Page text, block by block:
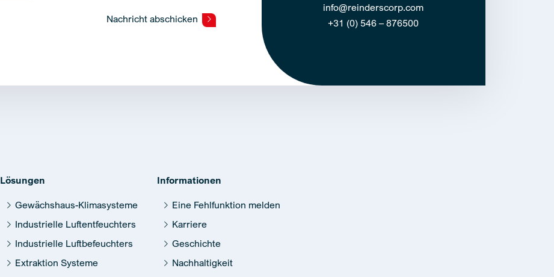
Nachricht abschicken
info@reinderscorp.com
+31 (0) 546 – 876500
Lösungen
Gewächshaus-Klimasysteme
Industrielle Luftentfeuchters
Industrielle Luftbefeuchters
Extraktion Systeme
Informationen
Eine Fehlfunktion melden
Karriere
Geschichte
Nachhaltigkeit